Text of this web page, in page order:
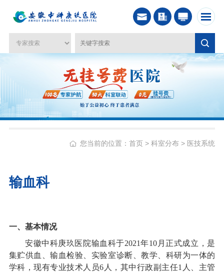
您当前的位置：首页 >科室分布 > 医技系统
输血科
一、基本情况
安徽中科庚玖医院输血科于2021年10月正式成立，是
集贮供血、输血检验、实验室诊断、教学、科研为一体的
学科，现有专业技术人员6人，其中行政副主任1人、主管